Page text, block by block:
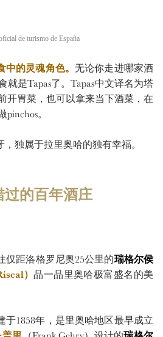
de turismo de España
的灵魂角色。 无论你走进哪家酒
就是Tapas了。Tapas中文译名为塔
开胃菜，也可以拿来当下酒菜，在
。
独属于拉里奥哈的独有幸福。
过的百年酒庄
距洛格罗尼奥25公里的瑞格尔侯
）品一品里奥哈极富盛名的美
1858年，是里奥哈地区最早成立